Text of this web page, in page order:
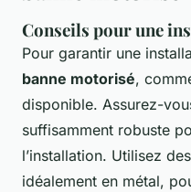
Conseils pour une
Pour garantir une
banne motorisé,
disponible. Assurez-
suffisamment robuste
l’installation. Utilisez
idéalement en métal,